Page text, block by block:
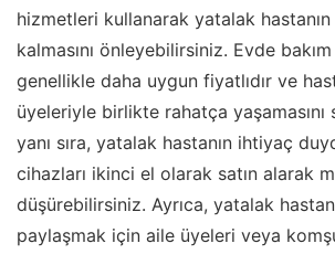
hizmetleri kullanarak yatalak
kalmasını önleyebilirsiniz. Evde
genellikle daha uygun fiyatlıdır ve
üyeleriyle birlikte rahatça yaşamasını
yanı sıra, yatalak hastanın ihtiyaç
cihazları ikinci el olarak satın alarak
düşürebilirsiniz. Ayrıca, yatalak
paylaşmak için aile üyeleri veya